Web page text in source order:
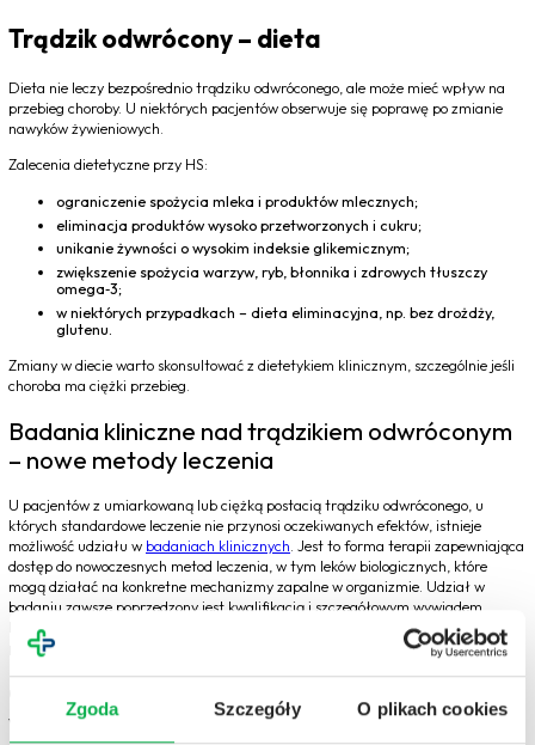
Zgoda Szczegóły O plikach cookies
Trądzik odwrócony – dieta
Dieta nie leczy bezpośrednio trądziku odwróconego, ale może mieć wpływ na
przebieg choroby. U niektórych pacjentów obserwuje się poprawę po zmianie
nawyków żywieniowych.
Zalecenia dietetyczne przy HS:
ograniczenie spożycia mleka i produktów mlecznych;
eliminacja produktów wysoko przetworzonych i cukru;
unikanie żywności o wysokim indeksie glikemicznym;
zwiększenie spożycia warzyw, ryb, błonnika i zdrowych tłuszczy
omega‑3;
w niektórych przypadkach – dieta eliminacyjna, np. bez drożdży,
glutenu.
Zmiany w diecie warto skonsultować z dietetykiem klinicznym, szczególnie jeśli
choroba ma ciężki przebieg.
Badania kliniczne nad trądzikiem odwróconym
– nowe metody leczenia
U pacjentów z umiarkowaną lub ciężką postacią trądziku odwróconego, u
których standardowe leczenie nie przynosi oczekiwanych efektów, istnieje
możliwość udziału w badaniach klinicznych . Jest to forma terapii zapewniająca
dostęp do nowoczesnych metod leczenia, w tym leków biologicznych, które
mogą działać na konkretne mechanizmy zapalne w organizmie. Udział w
badaniu zawsze poprzedzony jest kwalifikacją i szczegółowym wywiadem
lekarskim, a sam proces odbywa się pod stałą opieką medyczną. To szansa na
poprawę jakości życia dla osób z zaawansowaną postacią choroby.
Czy trądzik odwrócony można skutecznie
wyleczyć?